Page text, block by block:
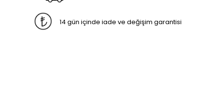
14 gün içinde iade ve değişim garantisi